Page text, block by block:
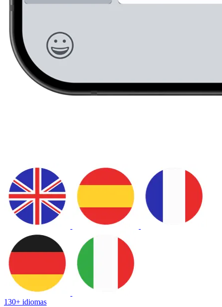
130+ idiomas